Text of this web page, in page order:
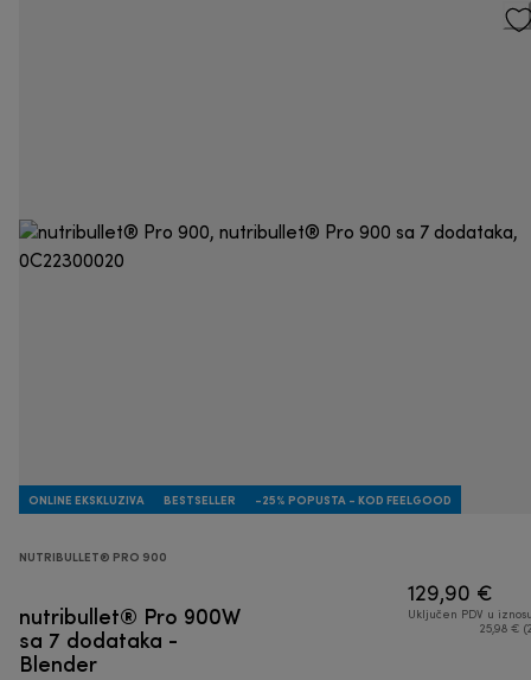
ONLINE EKSKLUZIVA BESTSELLER -25% POPUSTA - KOD FEELGOOD
NUTRIBULLET® PRO 900
nutribullet® Pro 900W
sa 7 dodataka -
Blender
129,90 €
Uključen PDV u
25,98 €